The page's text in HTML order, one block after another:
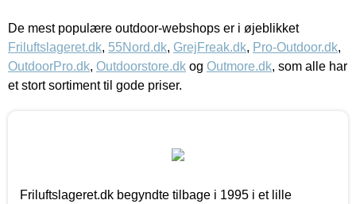
De mest populære outdoor-webshops er i øjeblikket
Friluftslageret.dk, 55Nord.dk, GrejFreak.dk, Pro-Outdoor.dk,
OutdoorPro.dk, Outdoorstore.dk og Outmore.dk, som alle har
et stort sortiment til gode priser.
Friluftslageret.dk begyndte tilbage i 1995 i et lille